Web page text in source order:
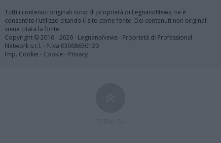
Tutti i contenuti originali sono di proprietà di LegnanoNews, ne è
consentito l'utilizzo citando il sito come fonte. Dei contenuti non originali
viene citata la fonte.
Copyright © 2016 - 2026 - LegnanoNews - Proprietà di Professional
Network s.r.l. - P.Iva 03068650120
Imp. Cookie - Cookie - Privacy